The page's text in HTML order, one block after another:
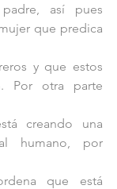
así pues
que predica
y que estos
Por otra parte
creando una
humano, por
que está